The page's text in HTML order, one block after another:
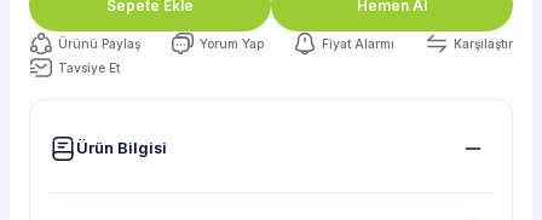
Sepete Ekle Hemen Al
Ürünü Paylaş Yorum Yap Fiyat Alarmı
Karşılaştır
Tavsiye Et
Ürün Bilgisi